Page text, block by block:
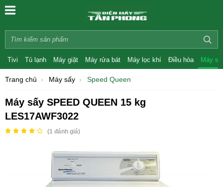
Tivi Tủ lạnh Máy giặt Máy rửa bát Máy lọc khí Điều hòa Máy
Trang chủ Máy sấy Speed Queen
Máy sấy SPEED QUEEN 15 kg
LES17AWF3022
(1 đánh giá)